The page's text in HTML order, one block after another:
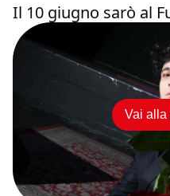
Il 10 giugno sarò al
Vai alla